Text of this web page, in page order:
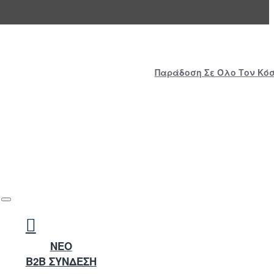
Παράδοση Σε Όλο Τον
NEO
B2B ΣΥΝΔΕΣΗ